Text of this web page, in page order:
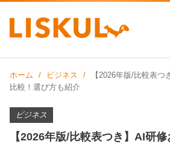
ホーム ビジネス
【2026年版/比較表
比較！選び方も紹介
ビジネス
【2026年版/比較表つき】AI研